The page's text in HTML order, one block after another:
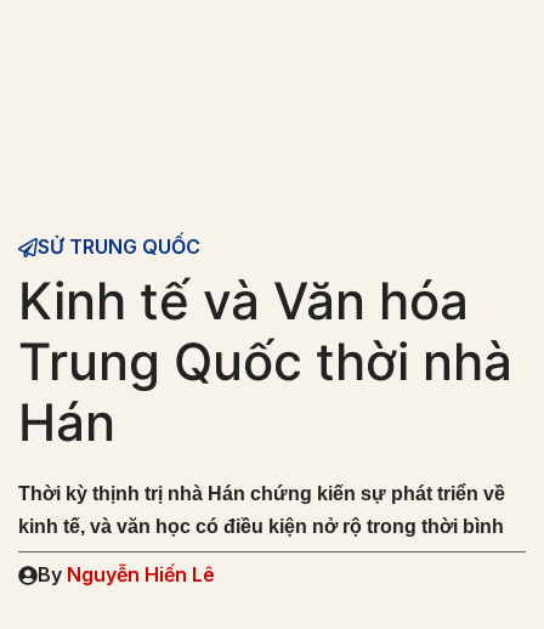
SỬ TRUNG QUỐC
Kinh tế và Văn hóa
Trung Quốc thời nhà
Hán
Thời kỳ thịnh trị nhà Hán chứng kiến sự phát triển về
kinh tế, và văn học có điều kiện nở rộ trong thời bình
By Nguyễn Hiến Lê